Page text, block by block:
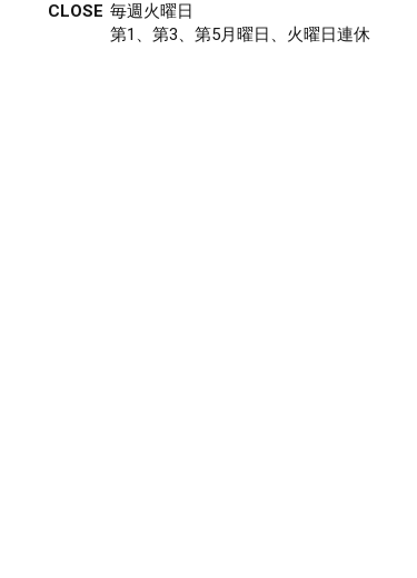
CLOSE 毎週火曜日
第1、第3、第5月曜日、火曜日連休